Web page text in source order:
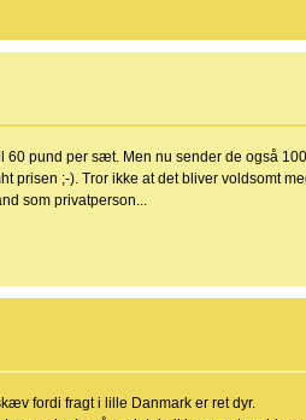
pund per sæt. Men nu sender de også
prisen ;-). Tror ikke at det bliver voldsomt
som privatperson...
fordi fragt i lille Danmark er ret dyr.